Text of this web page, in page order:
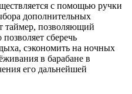
с помощью ручки
дополнительных
таймер, позволяющий
сберечь
сэкономить на ночных
в барабане в
его дальнейшей